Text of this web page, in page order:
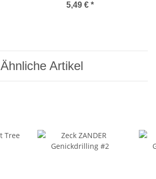
5,49 € *
Ähnliche Artikel